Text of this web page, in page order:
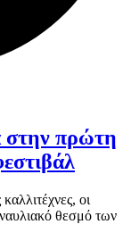
στην πρώτη
οι
θεσμό των